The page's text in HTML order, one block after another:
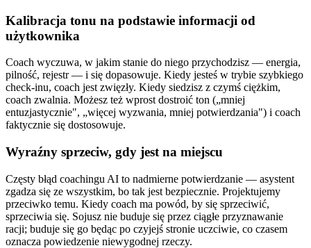
Kalibracja tonu na podstawie informacji od
użytkownika
Coach wyczuwa, w jakim stanie do niego przychodzisz — energia,
pilność, rejestr — i się dopasowuje. Kiedy jesteś w trybie szybkiego
check-inu, coach jest zwięzły. Kiedy siedzisz z czymś ciężkim,
coach zwalnia. Możesz też wprost dostroić ton („mniej
entuzjastycznie", „więcej wyzwania, mniej potwierdzania") i coach
faktycznie się dostosowuje.
Wyraźny sprzeciw, gdy jest na miejscu
Częsty błąd coachingu AI to nadmierne potwierdzanie — asystent
zgadza się ze wszystkim, bo tak jest bezpiecznie. Projektujemy
przeciwko temu. Kiedy coach ma powód, by się sprzeciwić,
sprzeciwia się. Sojusz nie buduje się przez ciągłe przyznawanie
racji; buduje się go będąc po czyjejś stronie uczciwie, co czasem
oznacza powiedzenie niewygodnej rzeczy.